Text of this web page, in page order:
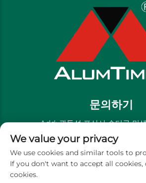
문의하기
Add: 광둥성 포산시 순더구 민
전화번호:+86-
이메일:[email
We value your privacy
We use cookies and similar tools to
If you don't want to accept all cookies,
cookies.